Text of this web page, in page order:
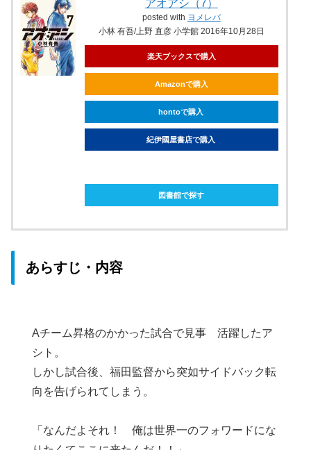
アオアシ（7）
posted with ヨメレバ
小林 有吾/上野 直彦 小学館 2016年10月28日
楽天ブックスで購入
Amazonで購入
hontoで購入
紀伊國屋書店で購入
図書館で探す
あらすじ・内容
Aチーム昇格のかかった試合で見事 活躍したア
シト。
しかし試合後、福田監督から突如サイドバック転
向を告げられてしまう。
「なんだよそれ！ 俺は世界一のフォワードにな